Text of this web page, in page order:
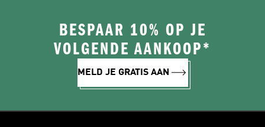
BESPAAR 10% OP JE
VOLGENDE AANKOOP*
MELD JE GRATIS AAN